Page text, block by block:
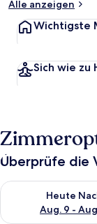
Alle anzeigen
Wichtigste
Sich wie zu
Überprüfe die
Heute
Aug. 9 -
Überprüfe die